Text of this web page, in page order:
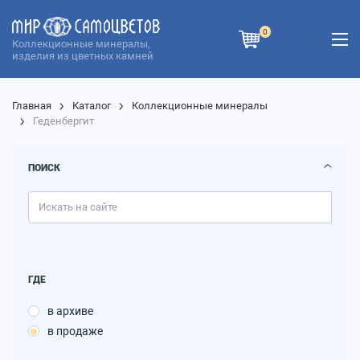
Коллекционные минералы,
изделия из цветных камней
0
Главная Каталог
Коллекционные минералы
Геденбергит
ПОИСК
ГДЕ
в архиве
в продаже